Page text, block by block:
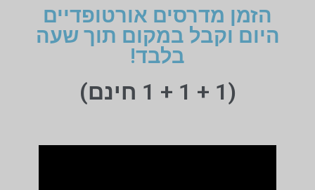
הזמן מדרסים אורטופדיים
היום וקבל במקום תוך שעה
בלבד!
(1 + 1 + 1 חינם)